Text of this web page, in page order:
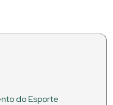
do Esporte